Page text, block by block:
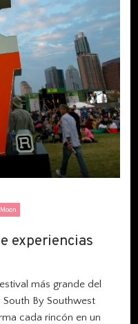
experiencias
experiencias
más grande del
South By Southwest
cada rincón en un